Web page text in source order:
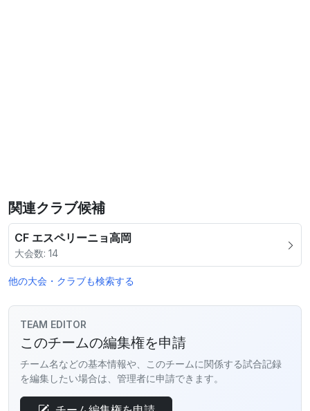
関連クラブ候補
CF エスペリーニョ高岡
大会数: 14
他の大会・クラブも検索する
TEAM EDITOR
このチームの編集権を申請
チーム名などの基本情報や、このチームに関係する試合記録
を編集したい場合は、管理者に申請できます。